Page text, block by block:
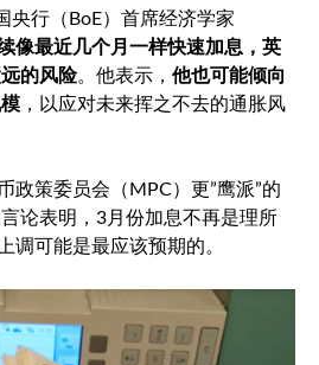
央行（BoE）首席经济学家
像最近几个月一样快速加息，英
的风险。他表示， 他也可能倾向
，以应对未来挥之不去的通胀风
政策委员会（MPC）更”鹰派”的
论表明，3月份加息不再是理所
调可能是最应该预期的。